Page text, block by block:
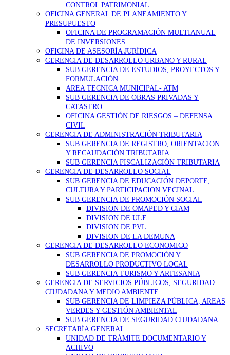
CONTROL PATRIMONIAL
OFICINA GENERAL DE PLANEAMIENTO Y
PRESUPUESTO
OFICINA DE PROGRAMACIÓN MULTIANUAL
DE INVERSIONES
OFICINA DE ASESORÍA JURÍDICA
GERENCIA DE DESARROLLO URBANO Y RURAL
SUB GERENCIA DE ESTUDIOS, PROYECTOS Y
FORMULACIÓN
AREA TECNICA MUNICIPAL- ATM
SUB GERENCIA DE OBRAS PRIVADAS Y
CATASTRO
OFICINA GESTIÓN DE RIESGOS – DEFENSA
CIVIL
GERENCIA DE ADMINISTRACIÓN TRIBUTARIA
SUB GERENCIA DE REGISTRO, ORIENTACION
Y RECAUDACIÓN TRIBUTARIA
SUB GERENCIA FISCALIZACIÓN TRIBUTARIA
GERENCIA DE DESARROLLO SOCIAL
SUB GERENCIA DE EDUCACIÓN DEPORTE,
CULTURA Y PARTICIPACION VECINAL
SUB GERENCIA DE PROMOCIÓN SOCIAL
DIVISION DE OMAPED Y CIAM
DIVISION DE ULE
DIVISION DE PVL
DIVISION DE LA DEMUNA
GERENCIA DE DESARROLLO ECONOMICO
SUB GERENCIA DE PROMOCIÓN Y
DESARROLLO PRODUCTIVO LOCAL
SUB GERENCIA TURISMO Y ARTESANIA
GERENCIA DE SERVICIOS PÚBLICOS, SEGURIDAD
CIUDADANA Y MEDIO AMBIENTE
SUB GERENCIA DE LIMPIEZA PÚBLICA, AREAS
VERDES Y GESTIÓN AMBIENTAL
SUB GERENCIA DE SEGURIDAD CIUDADANA
SECRETARÍA GENERAL
UNIDAD DE TRÁMITE DOCUMENTARIO Y
ACHIVO